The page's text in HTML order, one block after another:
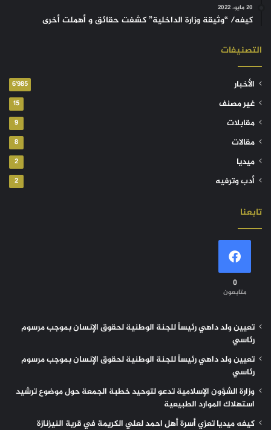
20 مايو، 2022
كيفه/ “وثيقة وزارة الداخلية” كشفت حقائق و أهملت أخرى
التصنيفات
الأخبار 6٬985
غير مصنف 15
مقابلات 9
مقالات 8
ميديا 2
أدب وترفيه 2
تابعنا
0
متابعون
تعيين ولد داهي رئيساً للجنة الوطنية لحقوق الإنسان بموجب مرسوم
رئاسي
تعيين ولد داهي رئيساً للجنة الوطنية لحقوق الإنسان بموجب مرسوم
رئاسي
وزارة الشؤون الإسلامية تدعو لتوحيد خطبة الجمعة حول موضوع ترشيد
استهلاك الموارد الطبيعية
كيفه ميديا تعزي أسرة أهل احمد لعلي الكريمة في قرية النيزنازة